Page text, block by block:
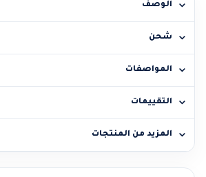
الوصف
شحن
المواصفات
التقييمات
المزيد من المنتجات